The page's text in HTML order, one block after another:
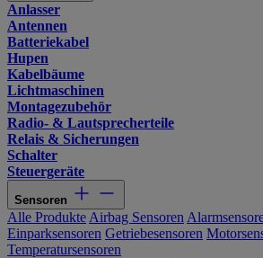
Anlasser
Antennen
Batteriekabel
Hupen
Kabelbäume
Lichtmaschinen
Montagezubehör
Radio- & Lautsprecherteile
Relais & Sicherungen
Schalter
Steuergeräte
Sensoren
Alle Produkte Airbag Sensoren
Einparksensoren Getriebesensoren
Temperatursensoren